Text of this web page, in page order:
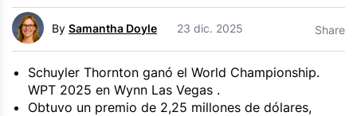
By Samantha Doyle 23 dic. 2025 Share
Schuyler Thornton ganó el World Championship.
WPT 2025 en Wynn Las Vegas .
Obtuvo un premio de 2,25 millones de dólares,